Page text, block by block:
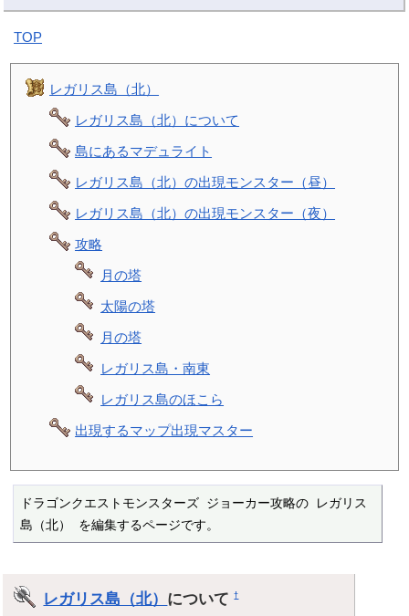
TOP
レガリス島（北）
レガリス島（北）について
島にあるマデュライト
レガリス島（北）の出現モンスター（昼）
レガリス島（北）の出現モンスター（夜）
攻略
月の塔
太陽の塔
月の塔
レガリス島・南東
レガリス島のほこら
出現するマップ出現マスター
ドラゴンクエストモンスターズ ジョーカー攻略の レガリス
島（北） を編集するページです。
レガリス島（北） について†